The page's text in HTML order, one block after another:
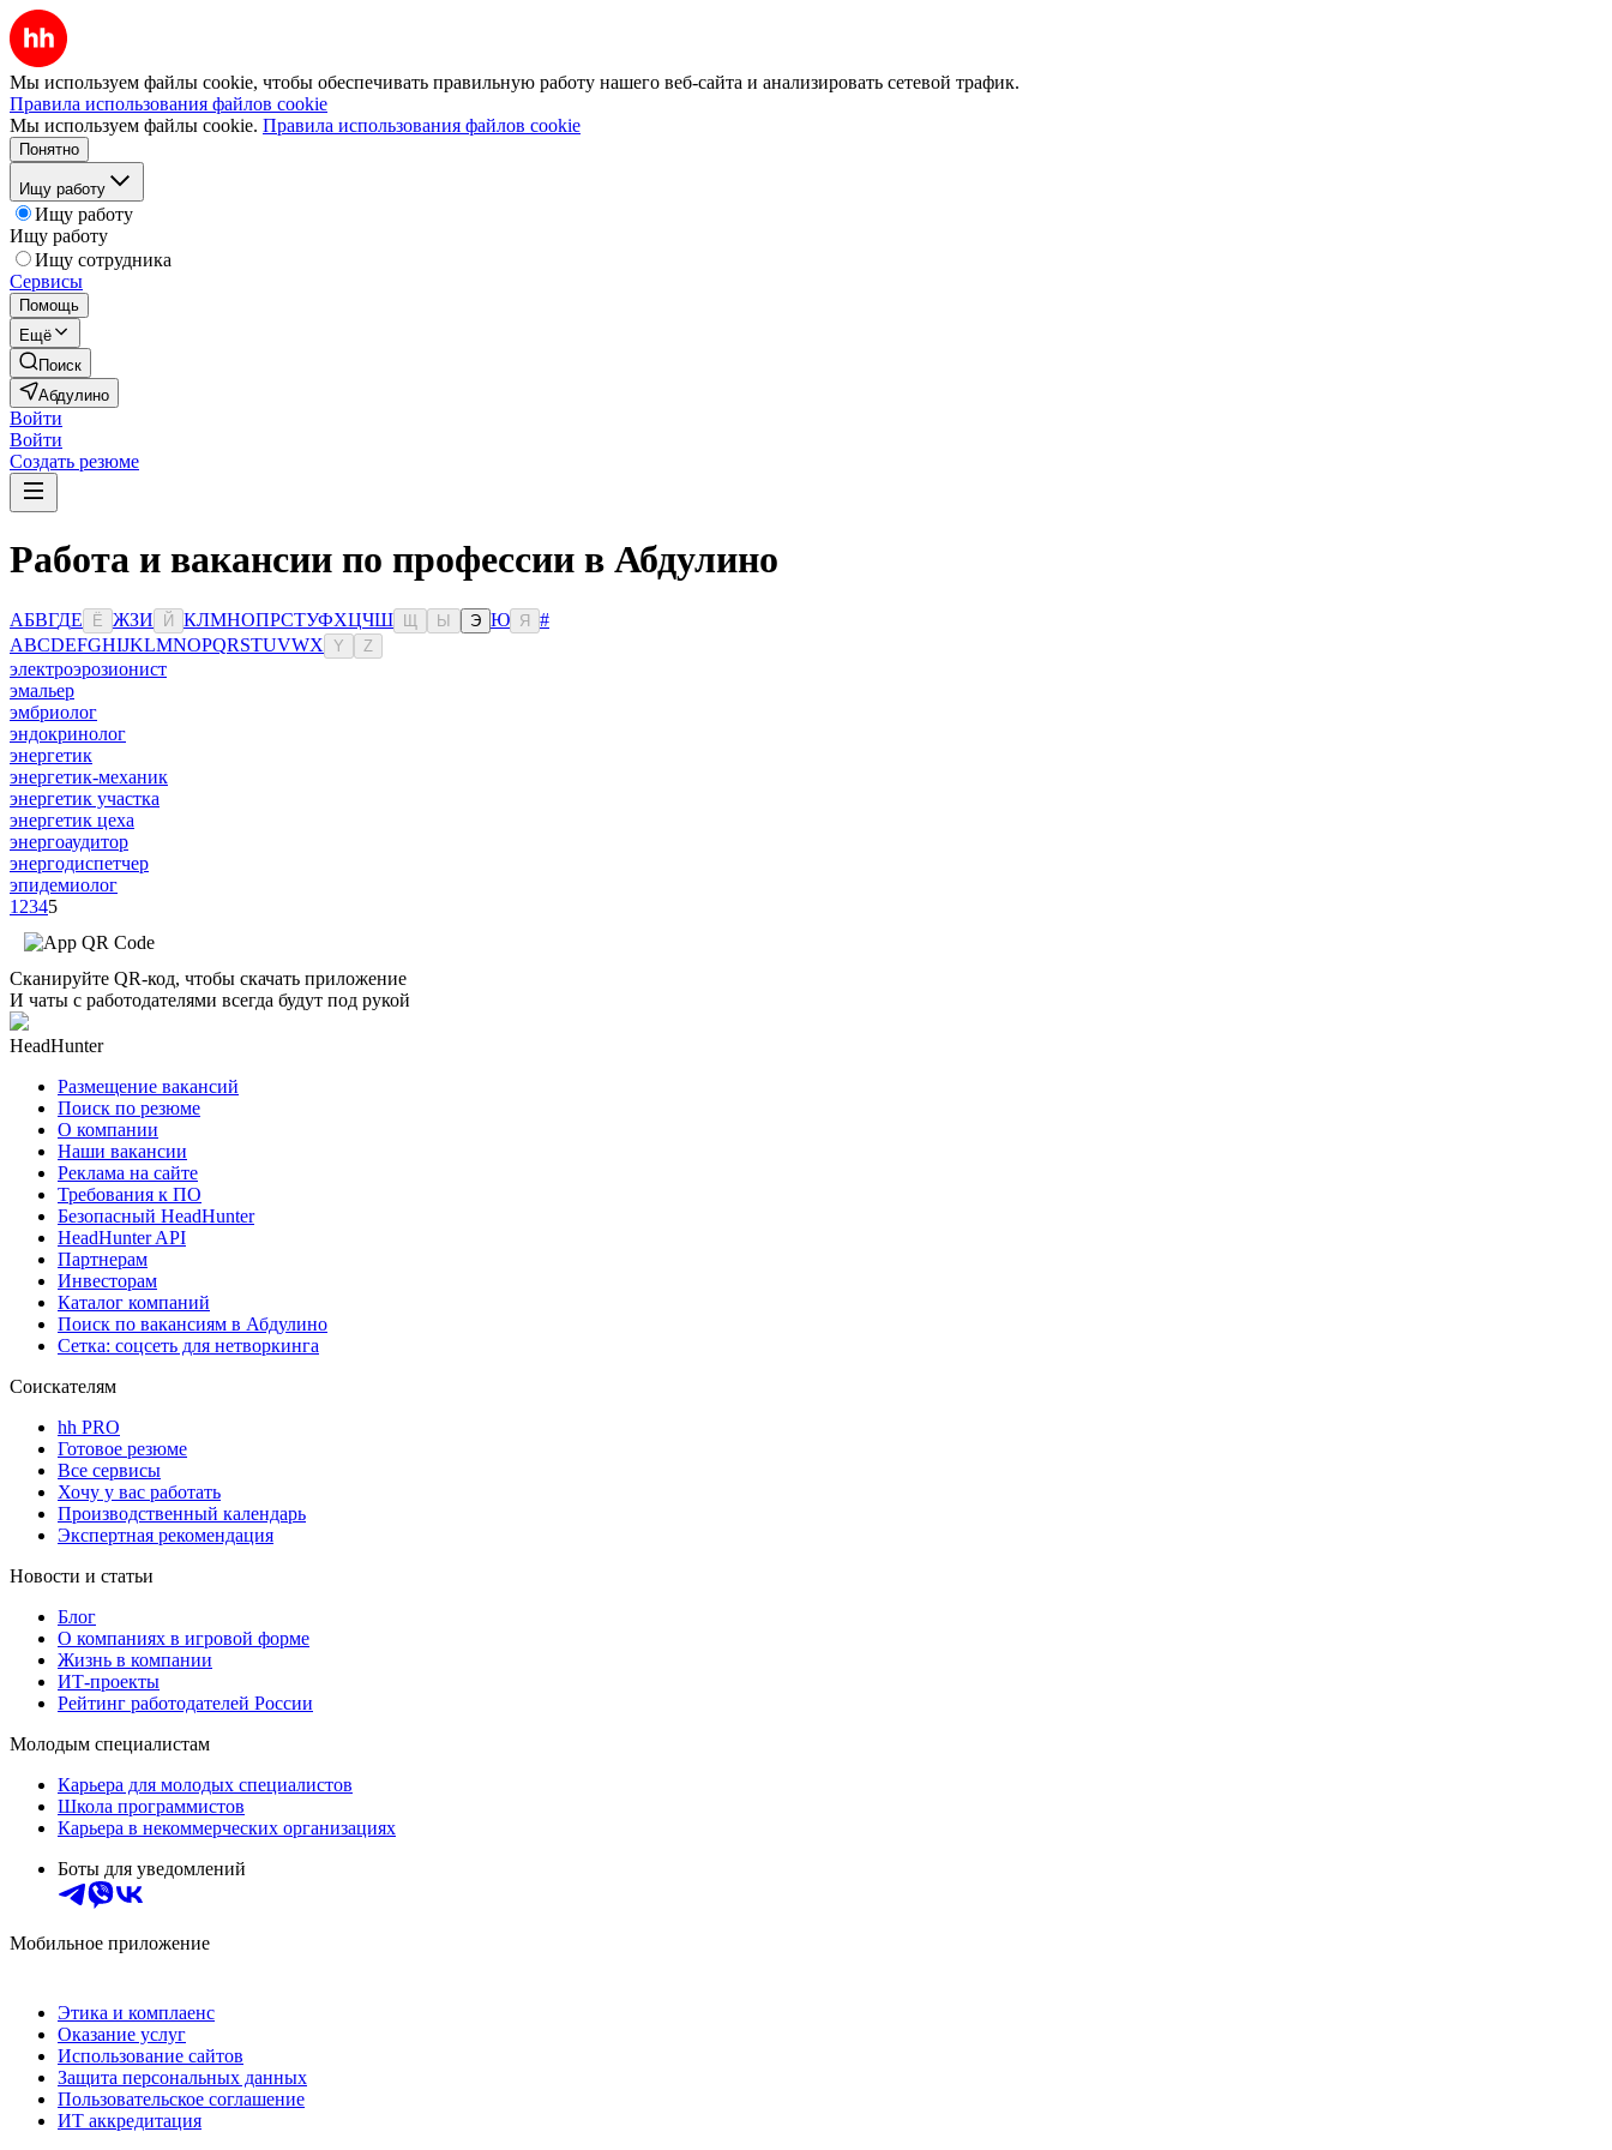
Мы используем файлы cookie, чтобы обеспечивать правильную работу нашего веб-сайта и анализировать сетевой трафик.
Правила использования файлов cookie
Мы используем файлы cookie. Правила использования файлов cookie
Понятно
Ищу работу
Ищу работу
Ищу работу
Ищу сотрудника
Сервисы
Помощь
Ещё
Поиск
Абдулино
Войти
Войти
Создать резюме
Работа и вакансии по профессии в Абдулино
АБВГДЕ Ё ЖЗИ Й КЛМНОПРСТУФХЦЧШ Ы Э Ю Я
#
ABCDEFGHIJKLMNOPQRSTUVWX Y Z
электроэрозионист
эмальер
эмбриолог
эндокринолог
энергетик
энергетик-механик
энергетик участка
энергетик цеха
энергоаудитор
энергодиспетчер
эпидемиолог
1 2345
Сканируйте QR-код, чтобы скачать приложение
И чаты с работодателями всегда будут под рукой
HeadHunter
Размещение вакансий
Поиск по резюме
О компании
Наши вакансии
Реклама на сайте
Требования к ПО
Безопасный HeadHunter
HeadHunter API
Партнерам
Инвесторам
Каталог компаний
Поиск по вакансиям в Абдулино
Сетка: соцсеть для нетворкинга
Соискателям
hh PRO
Готовое резюме
Все сервисы
Хочу у вас работать
Производственный календарь
Экспертная рекомендация
Новости и статьи
Блог
О компаниях в игровой форме
Жизнь в компании
ИТ-проекты
Рейтинг работодателей России
Молодым специалистам
Карьера для молодых специалистов
Школа программистов
Карьера в некоммерческих организациях
Боты для уведомлений
Мобильное приложение
Этика и комплаенс
Оказание услуг
Использование сайтов
Защита персональных данных
Пользовательское соглашение
ИТ аккредитация